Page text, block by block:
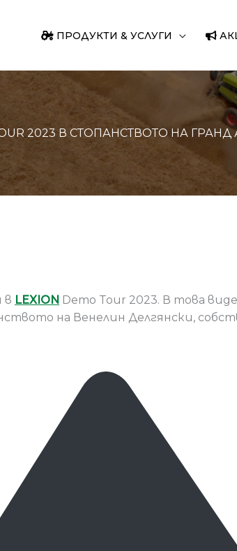
ПРОДУКТИ & УСЛУГИ
2023 В СТОПАНСТВОТО НА
в LEXION Demo Tour 2023. В това
на Венелин Делгянски,